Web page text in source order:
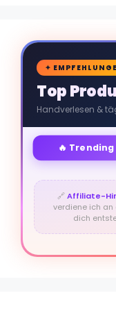
✦
Top
Handverlesen &
🔥 Trending
🔗Affiliate-
verdiene ich an
dich